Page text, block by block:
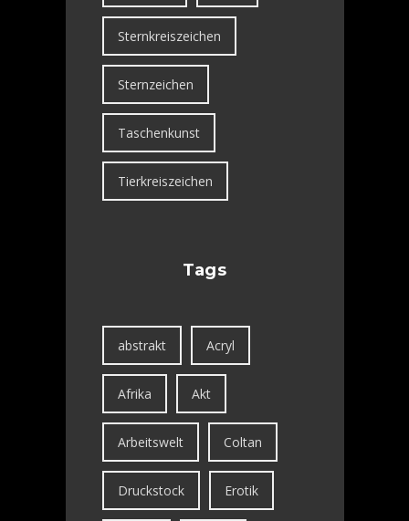
Sternkreiszeichen
Sternzeichen
Taschenkunst
Tierkreiszeichen
Tags
abstrakt Acryl
Afrika Akt
Arbeitswelt Coltan
Druckstock Erotik